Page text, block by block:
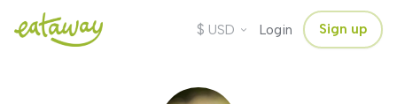
$ USD Login Sign up